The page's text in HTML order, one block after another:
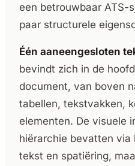
een betrouwbaar ATS-
paar structurele
Één aaneengesloten
bevindt zich in de
document, van boven
tabellen, tekstvakken,
elementen. De visuele
hiërarchie bevatten
tekst en spatiëring,